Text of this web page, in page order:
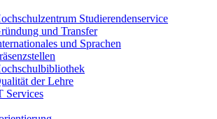
Studierendenservice
und Transfer
und Sprachen
der Lehre
Services